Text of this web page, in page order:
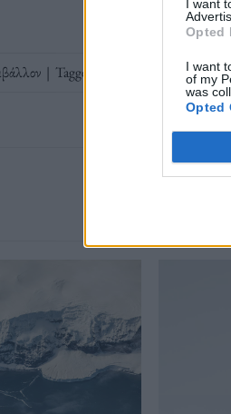
I want
Opted
I want
of my
was
Opted
| Tagged ,